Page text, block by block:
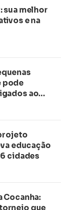
sua melhor
e na
pode
ao
educação
cidades
Cocanha:
que